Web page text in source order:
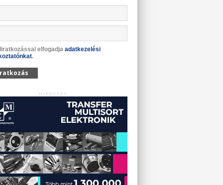
elfogadja adatkezelési
.
HIRDETÉS